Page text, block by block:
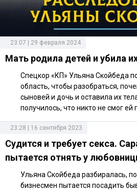
23:07 | 29 февраля 2024
Мать родила детей и убила
Спецкор «КП» Ульяна Скойбеда
область, чтобы разобраться,
сыновей и дочь и оставила их
получилось, что никто не смог ей
23:28 | 16 сентября 2023
Судится и требует секса.
пытается отнять у
Ульяна Скойбеда разбиралась,
бизнесмен пытается посадить